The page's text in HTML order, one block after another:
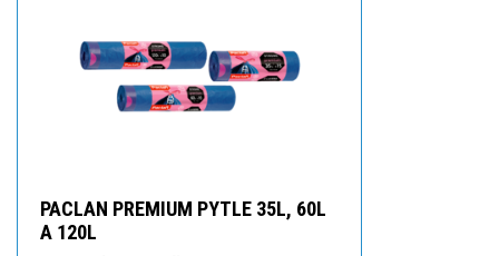
PACLAN PREMIUM PYTLE 35L, 60L
A 120L